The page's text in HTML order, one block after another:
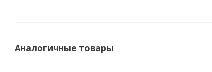
Аналогичные товары